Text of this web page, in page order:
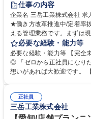
仕事の内容
企業名 三岳工業株式会社 求人名 【清須市/店舗プランニング】未経験歓迎
★働き方改革推進中/定着率抜群◎ 仕事の内容 飲食店等の店
える管理業務です。まずは
な業務からスタート！タブ
未経験でも無理なく仕事に慣れていけます。
ジュール確認と調整 ■現場
進んでいるかの確認 ★力仕
務作業は最小限に抑えられ
です◎ 募集職種 【清須市/店舗プランニング】未経験歓迎★働き方改革推
進中/定着率抜群◎
必要な経験・能力等
必要な経験・能力等 【完全
◎ 「ゼロから正社員になり
想いがあれば大歓迎です。 【魅力・働き方】 ■公休114日＋取得必須の有
年で公休120日まで増やす
休日出勤は案件にもよりま
ム制も導入し、柔軟な働き方を目指
正社員
三岳工業株式会社